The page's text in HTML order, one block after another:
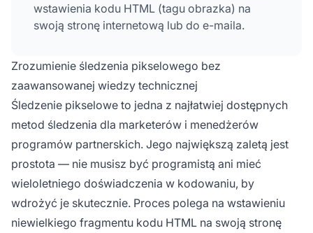
wstawienia kodu HTML (tagu obrazka) na
swoją stronę internetową lub do e-maila.
Zrozumienie śledzenia pikselowego bez
zaawansowanej wiedzy technicznej
Śledzenie pikselowe to jedna z najłatwiej dostępnych
metod śledzenia dla marketerów i menedżerów
programów partnerskich. Jego największą zaletą jest
prostota — nie musisz być programistą ani mieć
wieloletniego doświadczenia w kodowaniu, by
wdrożyć je skutecznie. Proces polega na wstawieniu
niewielkiego fragmentu kodu HTML na swoją stronę